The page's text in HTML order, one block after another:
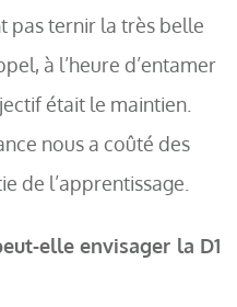
pas ternir la très belle
à l’heure d’entamer
était le maintien.
nous a coûté des
de l’apprentissage.
elle envisager la D1